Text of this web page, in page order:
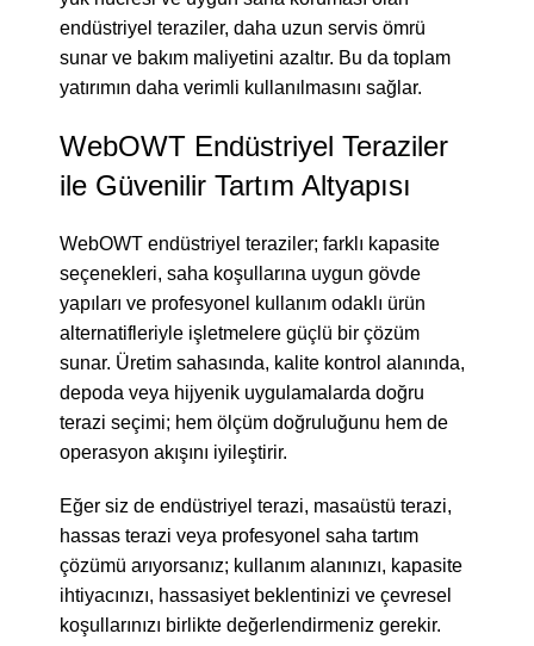
endüstriyel teraziler, daha uzun servis ömrü
sunar ve bakım maliyetini azaltır. Bu da toplam
yatırımın daha verimli kullanılmasını sağlar.
WebOWT Endüstriyel Teraziler
ile Güvenilir Tartım Altyapısı
WebOWT endüstriyel teraziler; farklı kapasite
seçenekleri, saha koşullarına uygun gövde
yapıları ve profesyonel kullanım odaklı ürün
alternatifleriyle işletmelere güçlü bir çözüm
sunar. Üretim sahasında, kalite kontrol alanında,
depoda veya hijyenik uygulamalarda doğru
terazi seçimi; hem ölçüm doğruluğunu hem de
operasyon akışını iyileştirir.
Eğer siz de endüstriyel terazi, masaüstü terazi,
hassas terazi veya profesyonel saha tartım
çözümü arıyorsanız; kullanım alanınızı, kapasite
ihtiyacınızı, hassasiyet beklentinizi ve çevresel
koşullarınızı birlikte değerlendirmeniz gerekir.